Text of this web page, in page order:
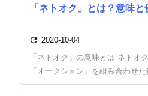
「ネトオク」とは？意味
 2020-10-04
「ネトオク」の意味とは ネトオ
「オークション」を組み合わせ